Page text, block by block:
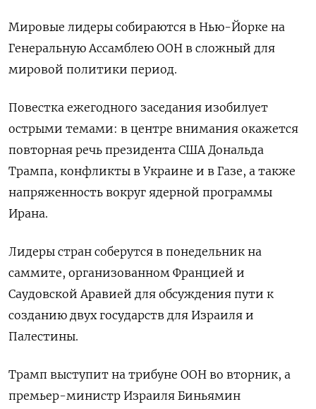
Мировые лидеры собираются в Нью-Йорке на
Генеральную Ассамблею ООН в сложный для
мировой политики период.
Повестка ежегодного заседания изобилует
острыми темами: в центре внимания окажется
повторная речь президента США Дональда
Трампа, конфликты в Украине и в Газе, а также
напряженность вокруг ядерной программы
Ирана.
Лидеры стран соберутся в понедельник на
саммите, организованном Францией и
Саудовской Аравией для обсуждения пути к
созданию двух государств для Израиля и
Палестины.
Трамп выступит на трибуне ООН во вторник, а
премьер-министр Израиля Биньямин